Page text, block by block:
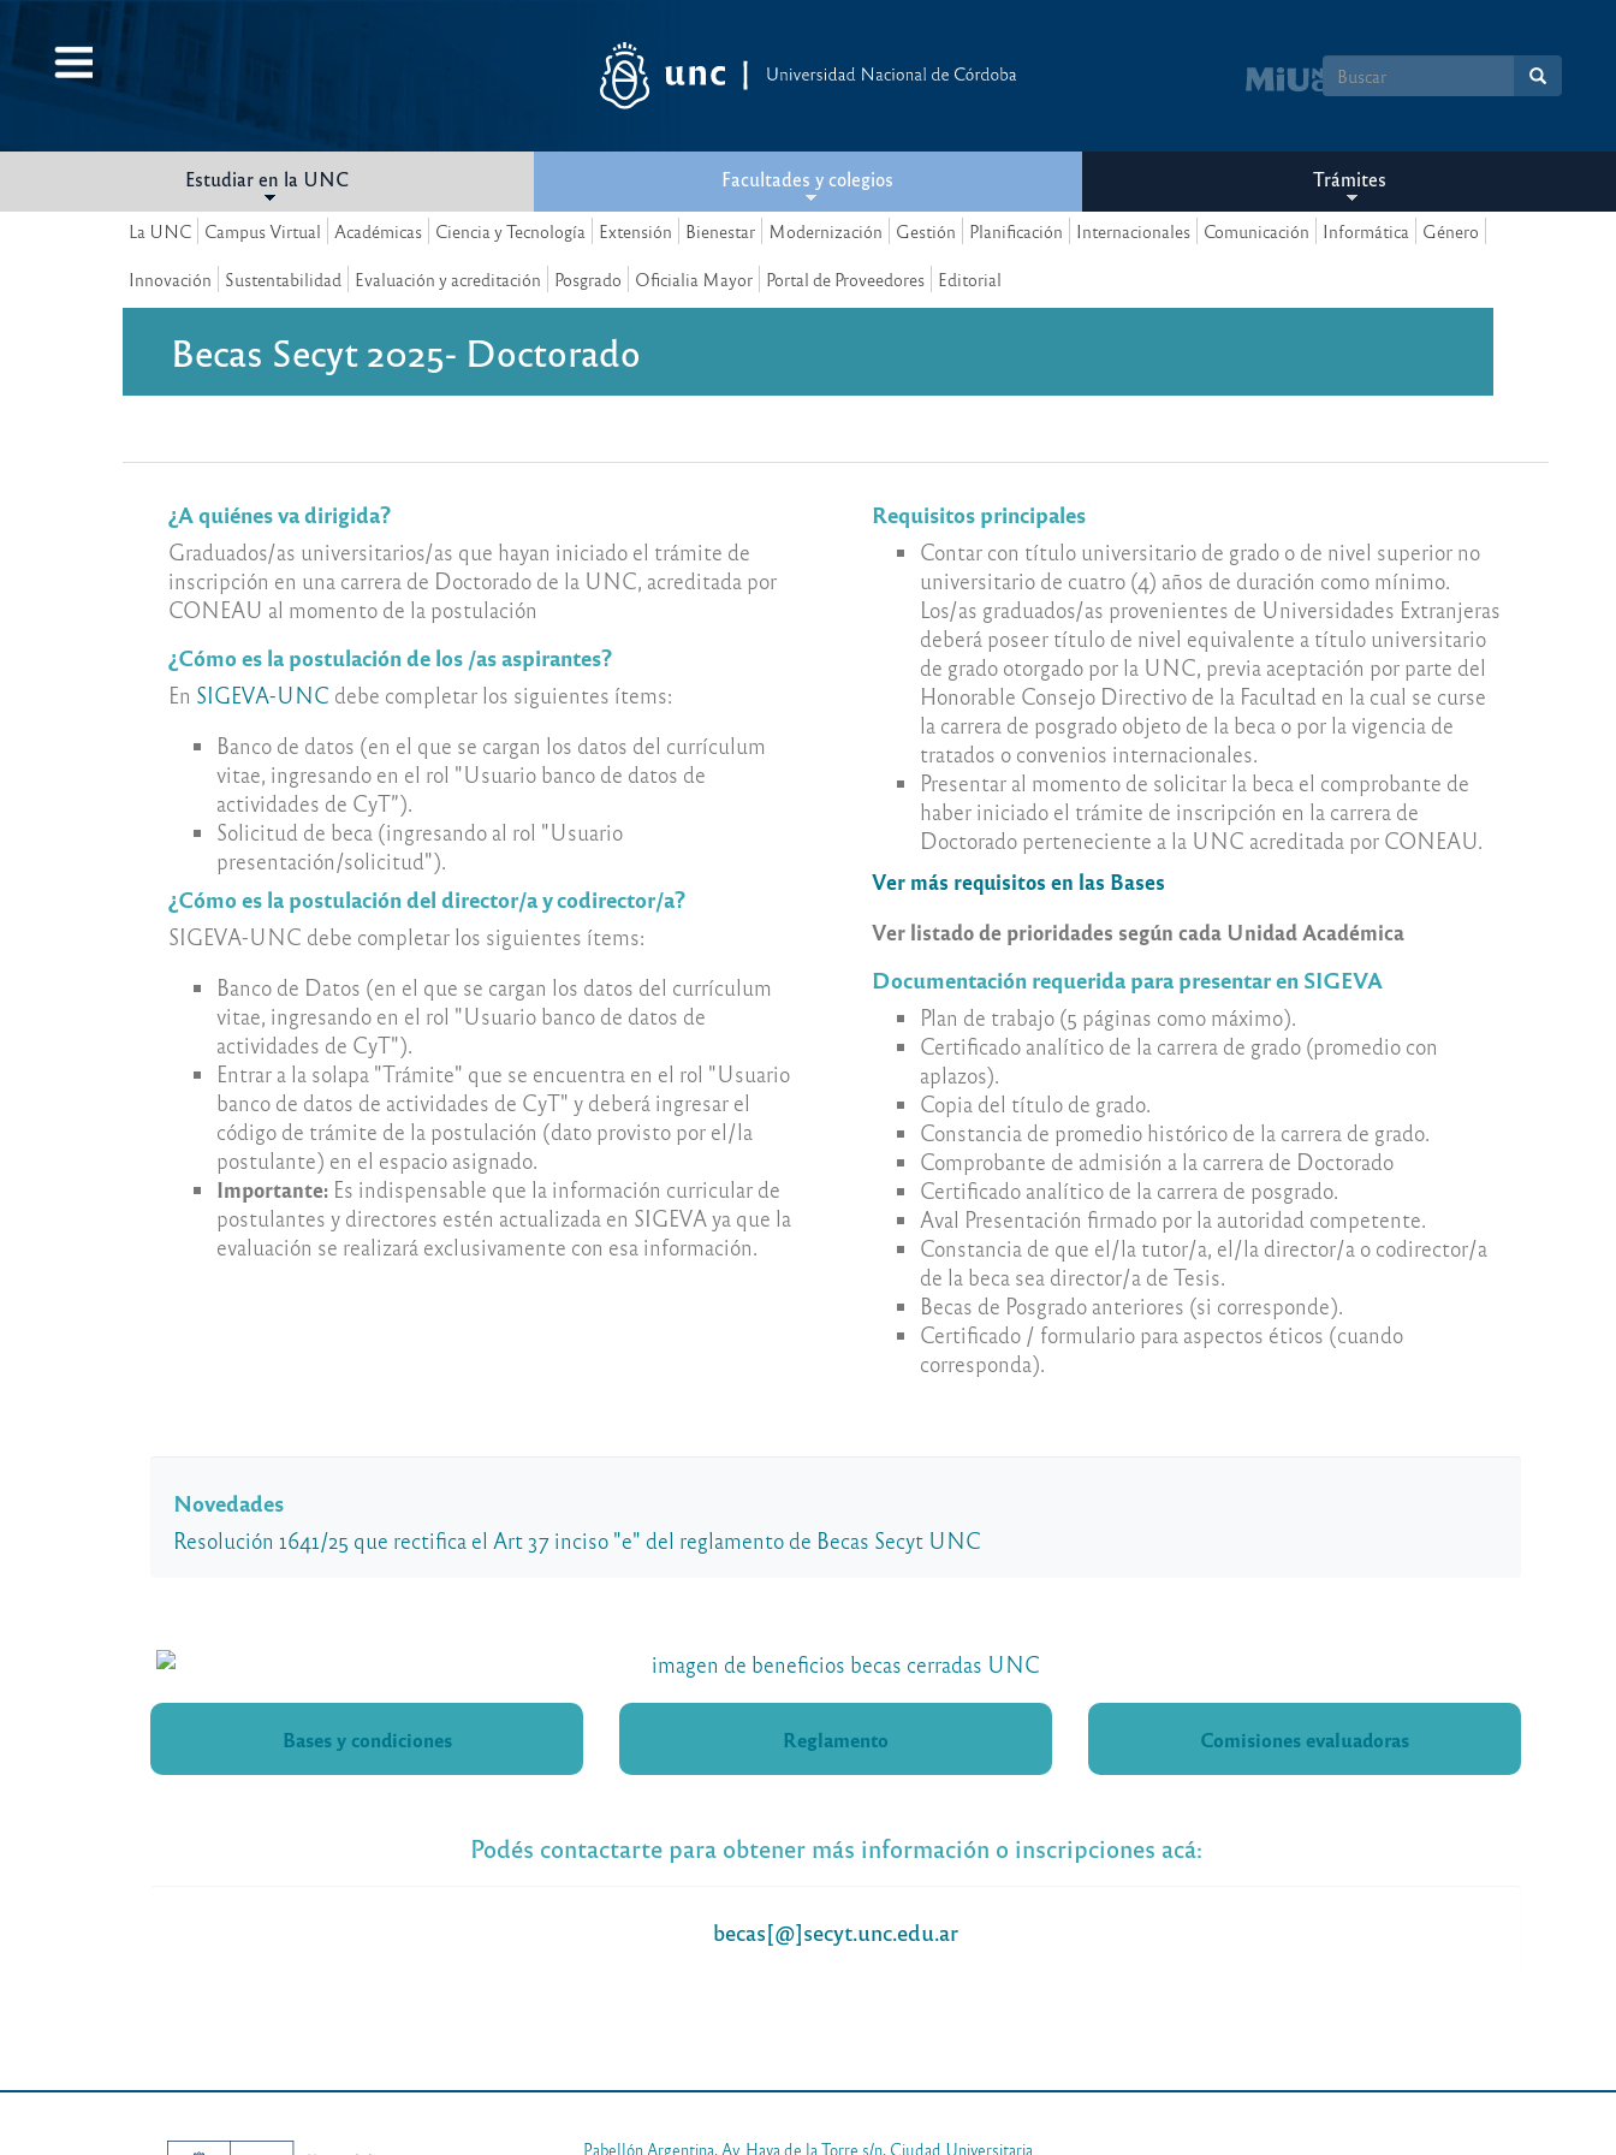
Pasar
contenido
Formulario
búsqueda
Estudiar en la UNC Facultades y colegios Trámites
La UNC Campus Virtual Académicas Ciencia y Tecnología Extensión Bienestar Modernización Gestión Planificación Internacionales Comunicación Informática Género
Innovación Sustentabilidad Evaluación y acreditación Posgrado Oficialia Mayor Portal de Proveedores Editorial
Becas Secyt 2025- Doctorado
¿A quiénes va dirigida?
Graduados/as universitarios/as que hayan iniciado el trámite de
inscripción en una carrera de Doctorado de la UNC, acreditada por
CONEAU al momento de la postulación
¿Cómo es la postulación de los /as aspirantes?
En SIGEVA-UNC debe completar los siguientes ítems:
Banco de datos (en el que se cargan los datos del currículum
vitae, ingresando en el rol "Usuario banco de datos de
actividades de CyT”).
Solicitud de beca (ingresando al rol "Usuario
presentación/solicitud").
¿Cómo es la postulación del director/a y codirector/a?
SIGEVA-UNC debe completar los siguientes ítems:
Banco de Datos (en el que se cargan los datos del currículum
vitae, ingresando en el rol "Usuario banco de datos de
actividades de CyT").
Entrar a la solapa "Trámite" que se encuentra en el rol "Usuario
banco de datos de actividades de CyT" y deberá ingresar el
código de trámite de la postulación (dato provisto por el/la
postulante) en el espacio asignado.
Importante: Es indispensable que la información curricular de
postulantes y directores estén actualizada en SIGEVA ya que la
evaluación se realizará exclusivamente con esa información.
Requisitos principales
Contar con título universitario de grado o de nivel superior no
universitario de cuatro (4) años de duración como mínimo.
Los/as graduados/as provenientes de Universidades Extranjeras
deberá poseer título de nivel equivalente a título universitario
de grado otorgado por la UNC, previa aceptación por parte del
Honorable Consejo Directivo de la Facultad en la cual se curse
la carrera de posgrado objeto de la beca o por la vigencia de
tratados o convenios internacionales.
Presentar al momento de solicitar la beca el comprobante de
haber iniciado el trámite de inscripción en la carrera de
Doctorado perteneciente a la UNC acreditada por CONEAU.
Ver más requisitos en las Bases
Ver listado de prioridades según cada Unidad Académica
Documentación requerida para presentar en SIGEVA
Plan de trabajo (5 páginas como máximo).
Certificado analítico de la carrera de grado (promedio con
aplazos).
Copia del título de grado.
Constancia de promedio histórico de la carrera de grado.
Comprobante de admisión a la carrera de Doctorado
Certificado analítico de la carrera de posgrado.
Aval Presentación firmado por la autoridad competente.
Constancia de que el/la tutor/a, el/la director/a o codirector/a
de la beca sea director/a de Tesis.
Becas de Posgrado anteriores (si corresponde).
Certificado / formulario para aspectos éticos (cuando
corresponda).
Novedades
Resolución 1641/25 que rectifica el Art 37 inciso "e" del reglamento de Becas Secyt UNC
Bases y condiciones Reglamento Comisiones evaluadoras
Podés contactarte para obtener más información o inscripciones acá:
becas[@]secyt.unc.edu.ar
Pabellón Argentina, Av. Haya de la Torre s/n, Ciudad Universitaria